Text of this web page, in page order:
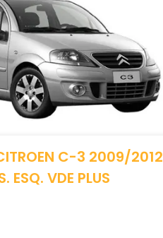
C-3 2009/2012
ESQ. VDE PLUS